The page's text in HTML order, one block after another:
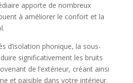
apporte de nombreux
à améliorer le confort et la
d’isolation phonique, la sous-
significativement les bruits
de l’extérieur, créant ainsi
et paisible dans votre intérieur.